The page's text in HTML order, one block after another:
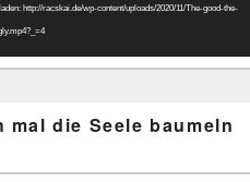
http://racskai.de/wp-content/uploads/2020/11/The-good-the-
mal die Seele baumeln